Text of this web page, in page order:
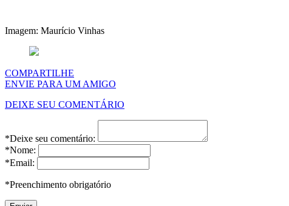
Imagem: Maurício Vinhas
COMPARTILHE
ENVIE PARA UM AMIGO
DEIXE SEU COMENTÁRIO
*Deixe seu comentário:
*Nome:
*Email:
*Preenchimento obrigatório